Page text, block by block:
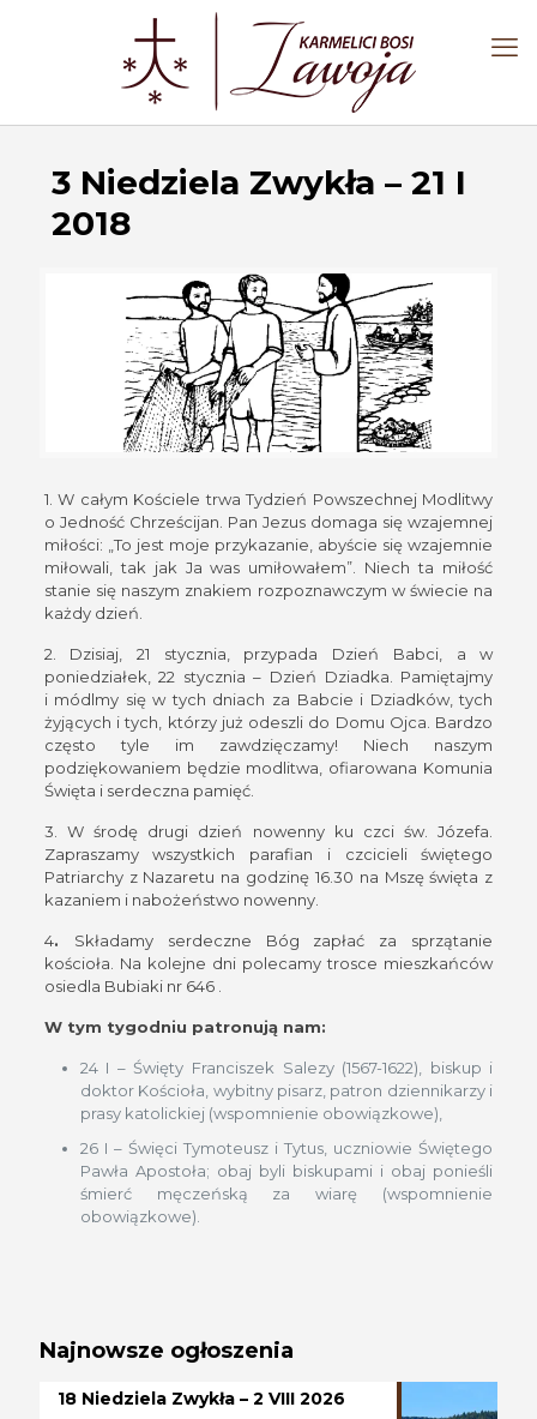
3 Niedziela Zwykła – 21 I
2018
1. W całym Kościele trwa Tydzień Powszechnej Modlitwy
o Jedność Chrześcijan. Pan Jezus domaga się wzajemnej
miłości: „To jest moje przykazanie, abyście się wzajemnie
miłowali, tak jak Ja was umiłowałem”. Niech ta miłość
stanie się naszym znakiem rozpoznawczym w świecie na
każdy dzień.
2. Dzisiaj, 21 stycznia, przypada Dzień Babci, a w
poniedziałek, 22 stycznia – Dzień Dziadka. Pamiętajmy
i módlmy się w tych dniach za Babcie i Dziadków, tych
żyjących i tych, którzy już odeszli do Domu Ojca. Bardzo
często tyle im zawdzięczamy! Niech naszym
podziękowaniem będzie modlitwa, ofiarowana Komunia
Święta i serdeczna pamięć.
3. W środę drugi dzień nowenny ku czci św. Józefa.
Zapraszamy wszystkich parafian i czcicieli świętego
Patriarchy z Nazaretu na godzinę 16.30 na Mszę święta z
kazaniem i nabożeństwo nowenny.
4. Składamy serdeczne Bóg zapłać za sprzątanie
kościoła. Na kolejne dni polecamy trosce mieszkańców
osiedla Bubiaki nr 646 .
W tym tygodniu patronują nam:
24 I – Święty Franciszek Salezy (1567-1622), biskup i
doktor Kościoła, wybitny pisarz, patron dziennikarzy i
prasy katolickiej (wspomnienie obowiązkowe),
26 I – Święci Tymoteusz i Tytus, uczniowie Świętego
Pawła Apostoła; obaj byli biskupami i obaj ponieśli
śmierć męczeńską za wiarę (wspomnienie
obowiązkowe).
Najnowsze ogłoszenia
18 Niedziela Zwykła – 2 VIII 2026